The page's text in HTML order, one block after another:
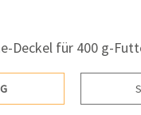
Deckel für 400 g-